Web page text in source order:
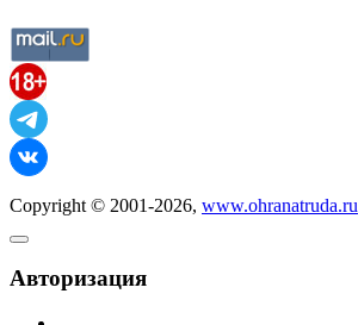
Copyright © 2001-2026, www.ohranatruda.ru
Авторизация